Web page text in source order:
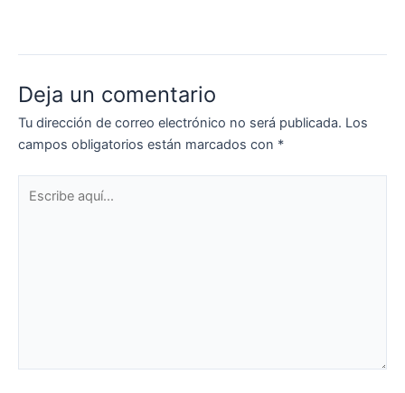
Deja un comentario
Tu dirección de correo electrónico no será publicada. Los
campos obligatorios están marcados con *